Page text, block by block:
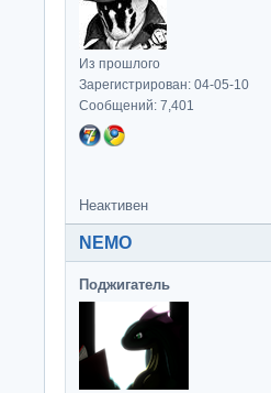
Из прошлого
Зарегистрирован: 04-05-10
Сообщений: 7,401
Неактивен
NEMO
Поджигатель